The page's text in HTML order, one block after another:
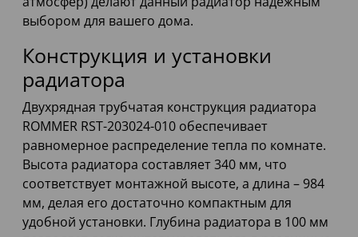
выбором для вашего дома.
Конструкция и установки
радиатора
Двухрядная трубчатая конструкция радиатора
ROMMER RST-203024-010 обеспечивает
равномерное распределение тепла по комнате.
Высота радиатора составляет 340 мм, что
соответствует монтажной высоте, а длина – 984
мм, делая его достаточно компактным для
удобной установки. Глубина радиатора в 100 мм